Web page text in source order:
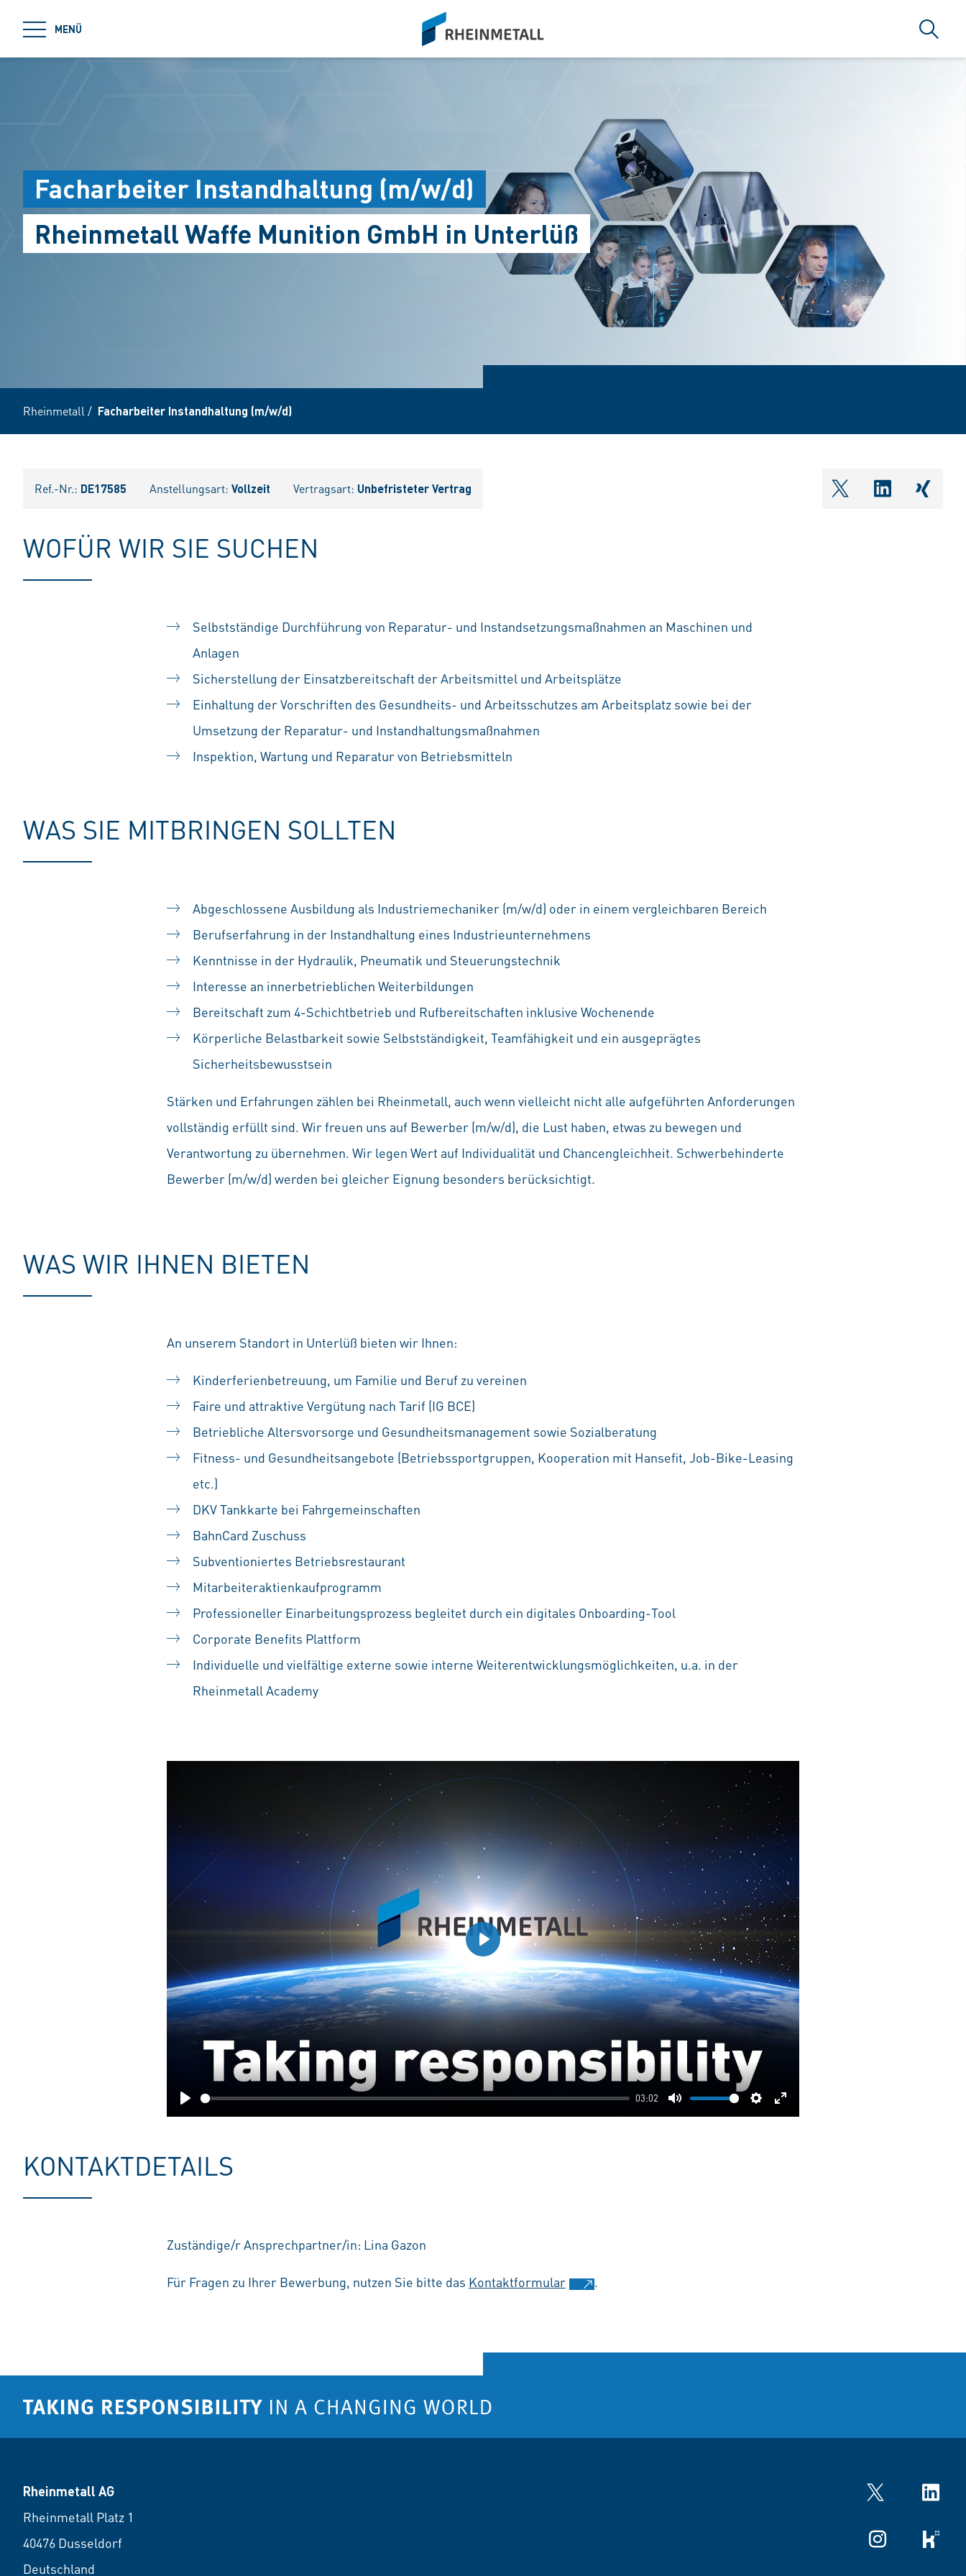
MENÜ
siteLogo
Suche
Facharbeiter Instandhaltung (m/w/d)
Rheinmetall Waffe Munition GmbH in Unterlüß
Rheinmetall / Facharbeiter Instandhaltung (m/w/d)
Ref.-Nr.: DE17585 Anstellungsart: Vollzeit Vertragsart: Unbefristeter Vertrag shareOntwitter
WOFÜR WIR SIE SUCHEN
Selbstständige Durchführung von Reparatur- und Instandsetzungsmaßnahmen an Maschinen und
Anlagen
Sicherstellung der Einsatzbereitschaft der Arbeitsmittel und Arbeitsplätze
Einhaltung der Vorschriften des Gesundheits- und Arbeitsschutzes am Arbeitsplatz sowie bei der
Umsetzung der Reparatur- und Instandhaltungsmaßnahmen
Inspektion, Wartung und Reparatur von Betriebsmitteln
WAS SIE MITBRINGEN SOLLTEN
Abgeschlossene Ausbildung als Industriemechaniker (m/w/d) oder in einem vergleichbaren Bereich
Berufserfahrung in der Instandhaltung eines Industrieunternehmens
Kenntnisse in der Hydraulik, Pneumatik und Steuerungstechnik
Interesse an innerbetrieblichen Weiterbildungen
Bereitschaft zum 4-Schichtbetrieb und Rufbereitschaften inklusive Wochenende
Körperliche Belastbarkeit sowie Selbstständigkeit, Teamfähigkeit und ein ausgeprägtes
Sicherheitsbewusstsein
Stärken und Erfahrungen zählen bei Rheinmetall, auch wenn vielleicht nicht alle aufgeführten Anforderungen
vollständig erfüllt sind. Wir freuen uns auf Bewerber (m/w/d), die Lust haben, etwas zu bewegen und
Verantwortung zu übernehmen. Wir legen Wert auf Individualität und Chancengleichheit. Schwerbehinderte
Bewerber (m/w/d) werden bei gleicher Eignung besonders berücksichtigt.
WAS WIR IHNEN BIETEN
An unserem Standort in Unterlüß bieten wir Ihnen:
Kinderferienbetreuung, um Familie und Beruf zu vereinen
Faire und attraktive Vergütung nach Tarif (IG BCE)
Betriebliche Altersvorsorge und Gesundheitsmanagement sowie Sozialberatung
Fitness- und Gesundheitsangebote (Betriebssportgruppen, Kooperation mit Hansefit, Job-Bike-Leasing
etc.)
DKV Tankkarte bei Fahrgemeinschaften
BahnCard Zuschuss
Subventioniertes Betriebsrestaurant
Mitarbeiteraktienkaufprogramm
Professioneller Einarbeitungsprozess begleitet durch ein digitales Onboarding-Tool
Corporate Benefits Plattform
Individuelle und vielfältige externe sowie interne Weiterentwicklungsmöglichkeiten, u.a. in der
Rheinmetall Academy
Play
03:02
Mute Settings
Enter
Play
KONTAKTDETAILS
Zuständige/r Ansprechpartner/in: Lina Gazon
Für Fragen zu Ihrer Bewerbung, nutzen Sie bitte das Kontaktformular .
Rheinmetall AG
Rheinmetall Platz 1
40476 Dusseldorf
Deutschland
Twitter LinkedIn
Instagram kununu